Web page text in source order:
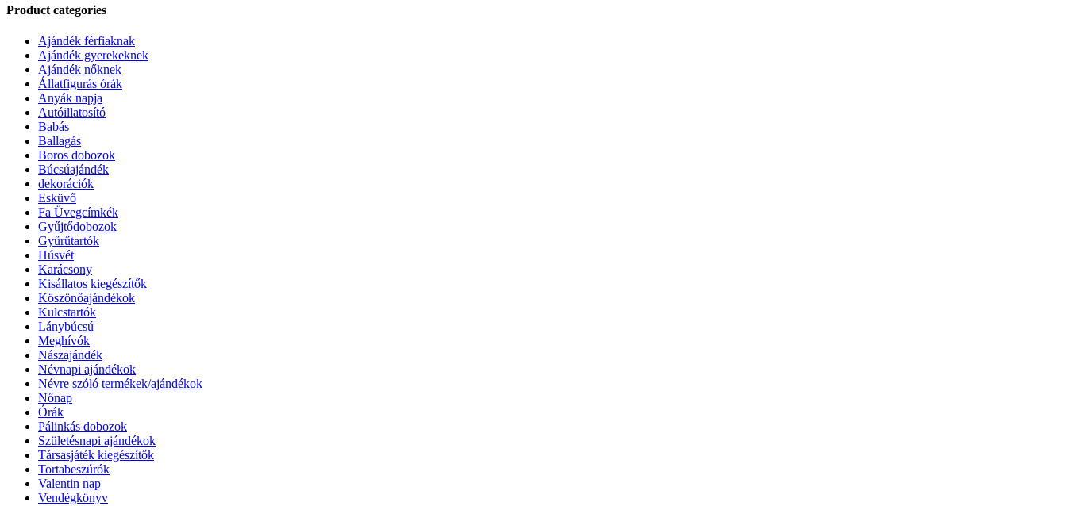
Product categories
Ajándék férfiaknak
Ajándék gyerekeknek
Ajándék nőknek
Állatfigurás órák
Anyák napja
Autóillatosító
Babás
Ballagás
Boros dobozok
Búcsúajándék
dekorációk
Esküvő
Fa Üvegcímkék
Gyűjtődobozok
Gyűrűtartók
Húsvét
Karácsony
Kisállatos kiegészítők
Köszönőajándékok
Kulcstartók
Lánybúcsú
Meghívók
Nászajándék
Névnapi ajándékok
Névre szóló termékek/ajándékok
Nőnap
Órák
Pálinkás dobozok
Születésnapi ajándékok
Társasjáték kiegészítők
Tortabeszúrók
Valentin nap
Vendégkönyv